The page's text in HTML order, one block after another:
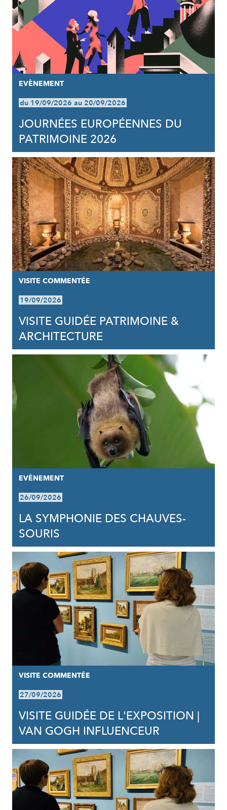
EVÈNEMENT
du 19/09/2026 au 20/09/2026
JOURNÉES EUROPÉENNES DU
PATRIMOINE 2026
VISITE COMMENTÉE
19/09/2026
VISITE GUIDÉE PATRIMOINE &
ARCHITECTURE
EVÈNEMENT
26/09/2026
LA SYMPHONIE DES CHAUVES-
SOURIS
VISITE COMMENTÉE
27/09/2026
VISITE GUIDÉE DE L'EXPOSITION |
VAN GOGH INFLUENCEUR